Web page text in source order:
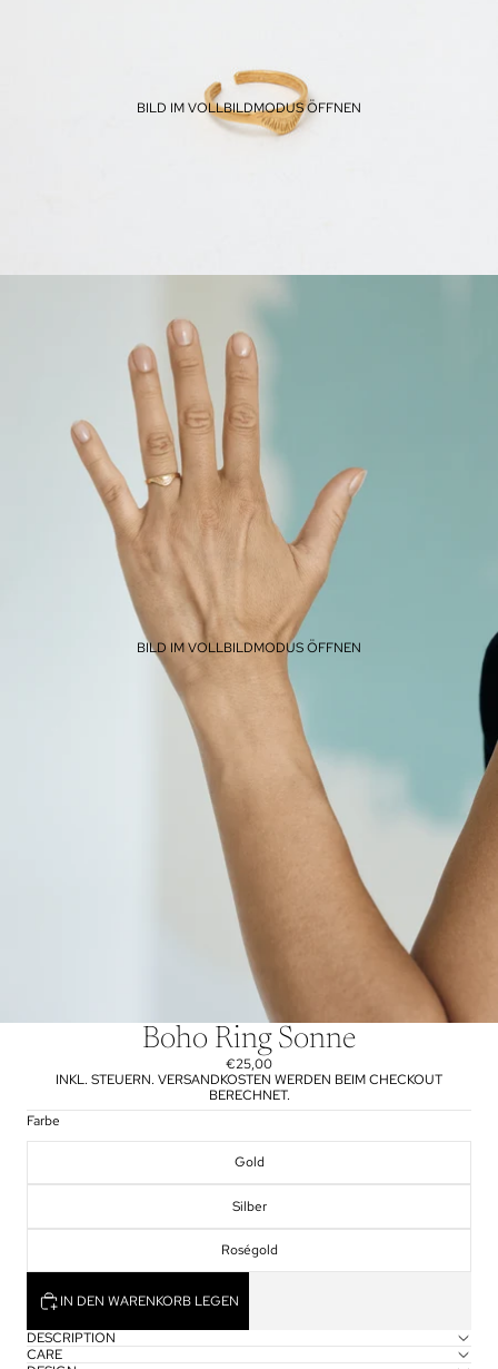
BILD IM VOLLBILDMODUS ÖFFNEN
BILD IM VOLLBILDMODUS ÖFFNEN
Boho Ring Sonne
€25,00
INKL. STEUERN. VERSANDKOSTEN WERDEN BEIM CHECKOUT
BERECHNET.
Farbe
Gold
Silber
Roségold
IN DEN WARENKORB LEGEN
DESCRIPTION
CARE